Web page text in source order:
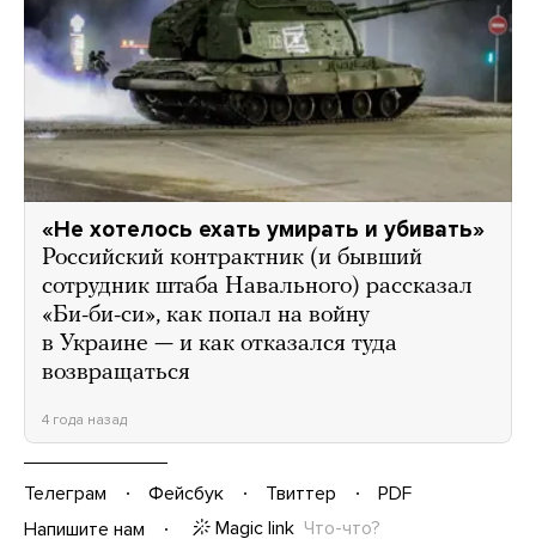
«Не хотелось ехать умирать и убивать»
Российский контрактник (и бывший
сотрудник штаба Навального) рассказал
«Би-би-си», как попал на войну
в Украине — и как отказался туда
возвращаться
4 года назад
Телеграм Фейсбук Твиттер
PDF
Напишите нам
Magic link Что-что?